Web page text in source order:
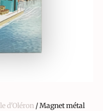
d'Oléron/ Magnet métal